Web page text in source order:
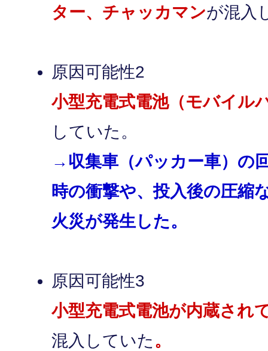
ター、チャッカマンが混入
原因可能性2
小型充電式電池（モバイル
していた。
→収集車（パッカー車）の
時の衝撃や、投入後の圧縮
火災が発生した。
原因可能性3
小型充電式電池が内蔵され
混入していた。